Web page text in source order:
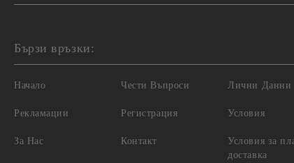
Бързи връзки:
Начало
Рекламации
За Нас
Чести Въпроси
Регистрация
Контакт
Лични Данни
Условия
Условия за
доставка